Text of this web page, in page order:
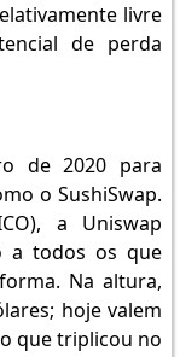
livre
de perda
de 2020 para
o SushiSwap.
a Uniswap
a todos os que
Na altura,
hoje valem
que triplicou no